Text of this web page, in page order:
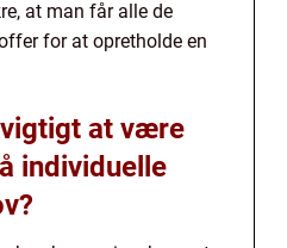
at man får alle de
for at opretholde en
at være
individuelle